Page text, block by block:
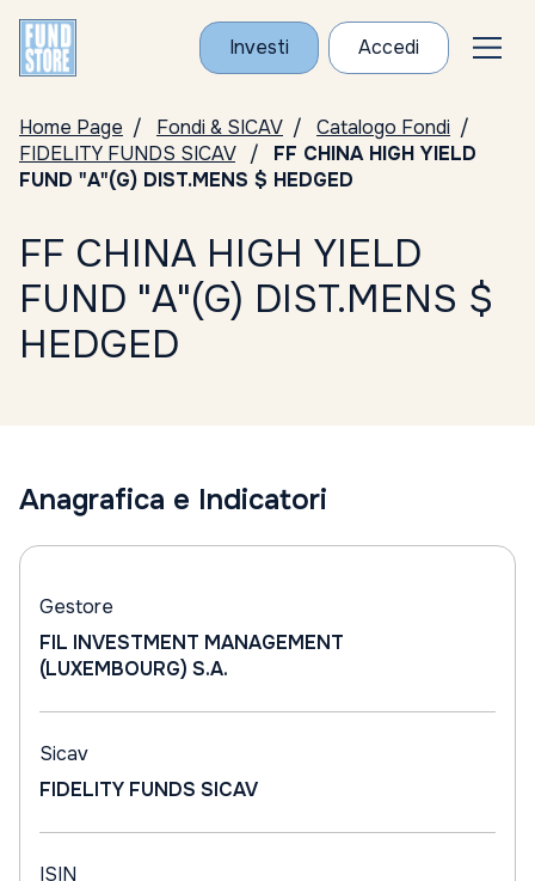
Investi Accedi
Home Page Fondi & SICAV
Catalogo Fondi
FIDELITY FUNDS SICAV
FF CHINA HIGH YIELD
FUND "A"(G) DIST.MENS $ HEDGED
FF CHINA HIGH YIELD
FUND "A"(G) DIST.MENS $
HEDGED
Anagrafica e Indicatori
Gestore
FIL INVESTMENT MANAGEMENT
(LUXEMBOURG) S.A.
Sicav
FIDELITY FUNDS SICAV
ISIN